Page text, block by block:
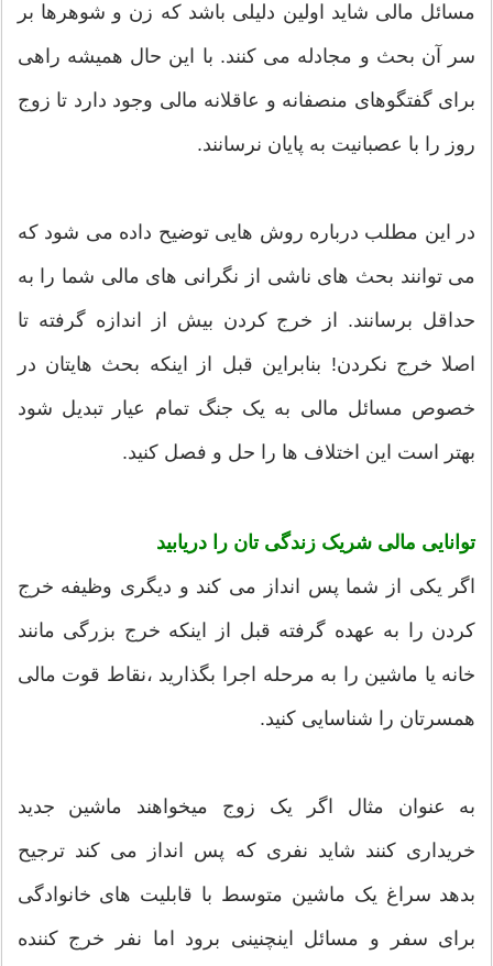
مسائل مالی شاید اولین دلیلی باشد که زن و شوهرها بر
سر آن بحث و مجادله می کنند. با این حال همیشه راهی
برای گفتگوهای منصفانه و عاقلانه مالی وجود دارد تا زوج
روز را با عصبانیت به پایان نرسانند.
در این مطلب درباره روش هایی توضیح داده می شود که
می توانند بحث های ناشی از نگرانی های مالی شما را به
حداقل برسانند. از خرج کردن بیش از اندازه گرفته تا
اصلا خرج نکردن! بنابراین قبل از اینکه بحث هایتان در
خصوص مسائل مالی به یک جنگ تمام عیار تبدیل شود
بهتر است این اختلاف ها را حل و فصل کنید.
توانایی مالی شریک زندگی تان را دریابید
اگر یکی از شما پس انداز می کند و دیگری وظیفه خرج
کردن را به عهده گرفته قبل از اینکه خرج بزرگی مانند
خانه یا ماشین را به مرحله اجرا بگذارید ،نقاط قوت مالی
همسرتان را شناسایی کنید.
به عنوان مثال اگر یک زوج میخواهند ماشین جدید
خریداری کنند شاید نفری که پس انداز می کند ترجیح
بدهد سراغ یک ماشین متوسط با قابلیت های خانوادگی
برای سفر و مسائل اینچنینی برود اما نفر خرج کننده